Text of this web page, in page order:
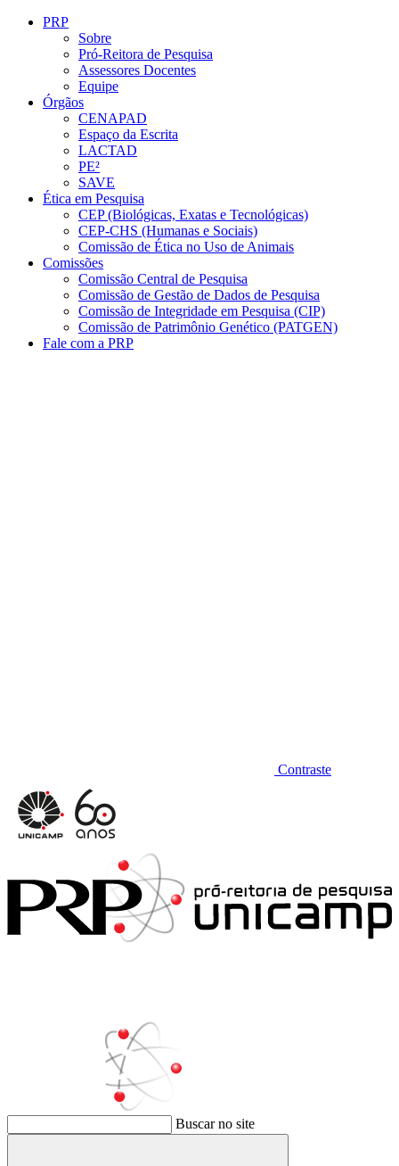
Conteúdo principal
PRP
Sobre
Pró-Reitora de Pesquisa
Assessores Docentes
Equipe
Órgãos
CENAPAD
Espaço da Escrita
LACTAD
PE²
SAVE
Ética em Pesquisa
CEP (Biológicas, Exatas e Tecnológicas)
CEP-CHS (Humanas e Sociais)
Comissão de Ética no Uso de Animais
Comissões
Comissão Central de Pesquisa
Comissão de Gestão de Dados de Pesquisa
Comissão de Integridade em Pesquisa (CIP)
Comissão de Patrimônio Genético (PATGEN)
Fale com a PRP
Contraste
Buscar no site